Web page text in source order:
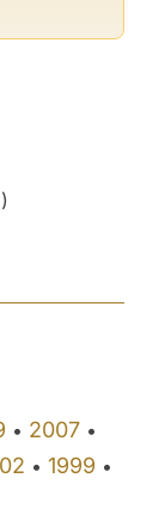
• 2007 •
•1999 •